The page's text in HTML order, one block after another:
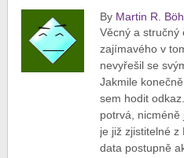
By Martin R.
Věcný a stručný
zajímavého v
nevyřešil se
Jakmile
sem hodit
potrvá, nicméně
je již zjistitelné z
data postupně